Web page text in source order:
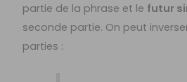
partie de la phrase et le futur
seconde partie. On peut
parties :